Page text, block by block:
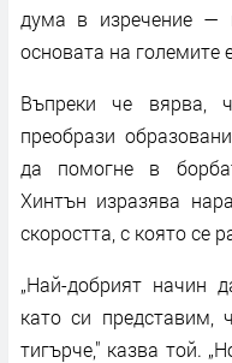
дума в изречение —
основата на големите
Въпреки че вярва,
преобрази
да помогне в
Хинтън изразява
скоростта, с която се
„Най-добрият начин
като си представим,
тигърче," казва той.